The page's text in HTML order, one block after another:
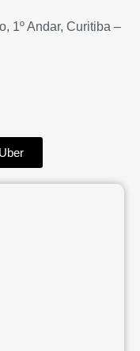
1º Andar, Curitiba –